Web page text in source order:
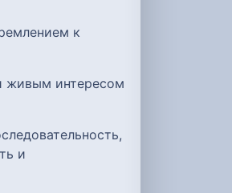
к
живым интересом
и